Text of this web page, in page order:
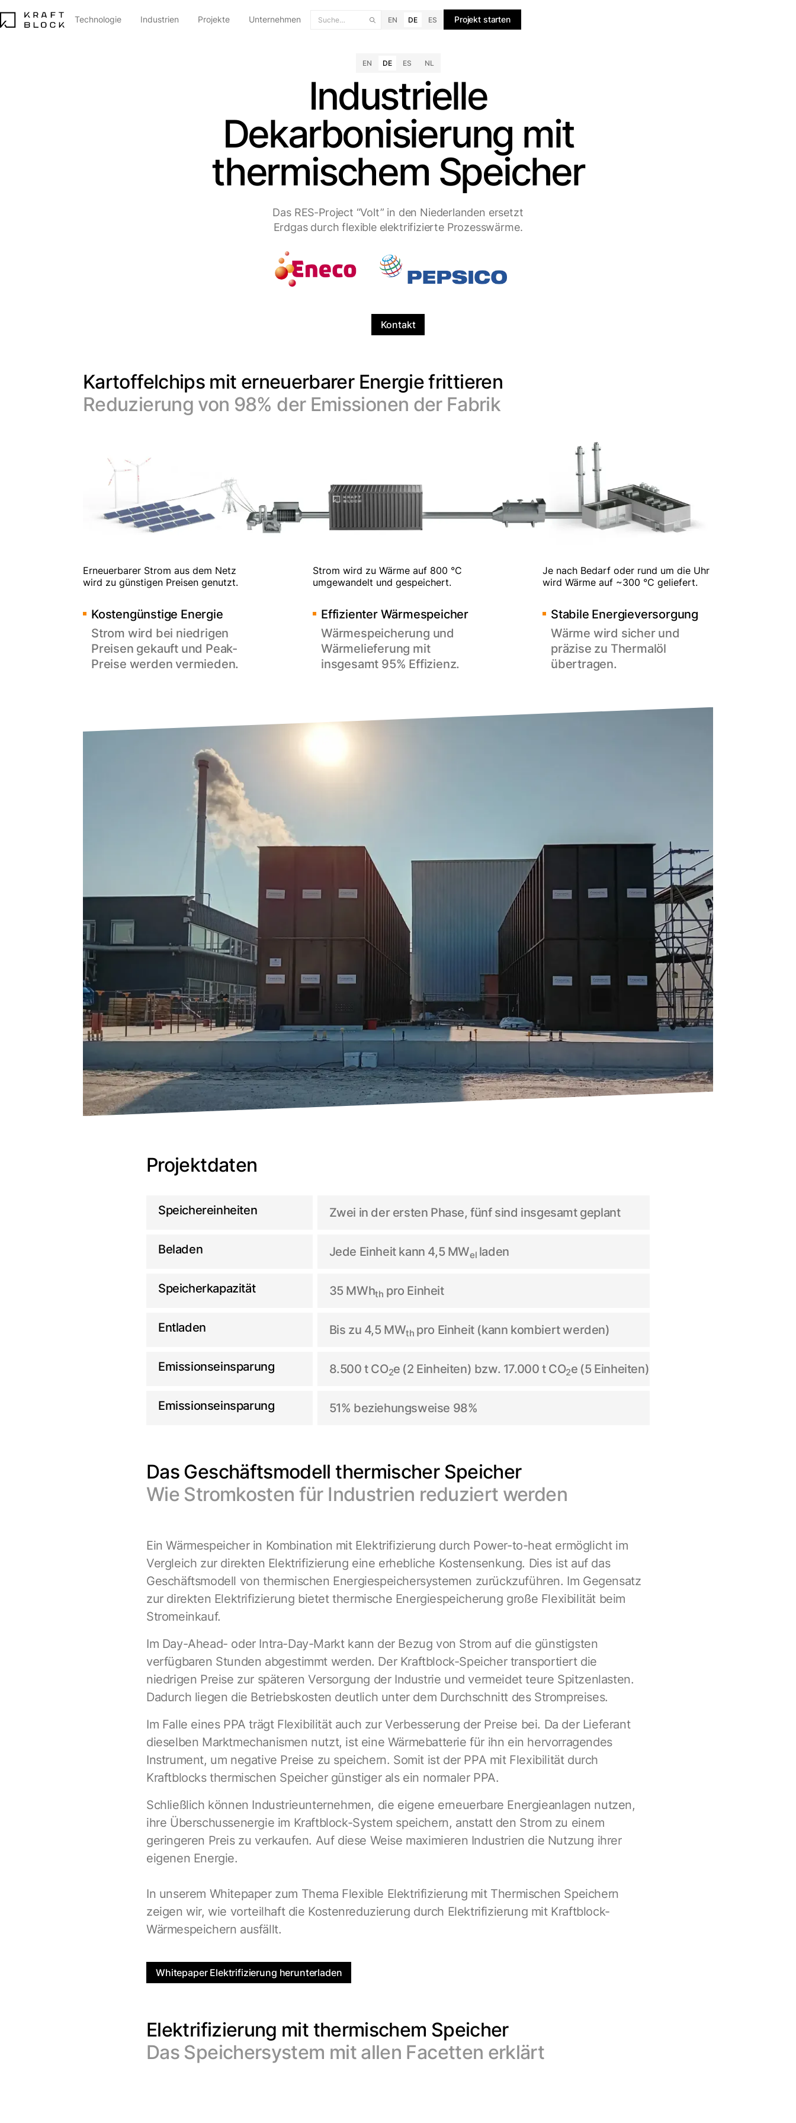
Technologie Industrien Projekte Unternehmen EN DE ES Projekt starten
Industrielle
Dekarbonisierung mit
thermischem Speicher
Das RES-Project “Volt” in den Niederlanden ersetzt
Erdgas durch flexible elektrifizierte Prozesswärme.
Kontakt
EN DE ES NL
Kartoffelchips mit erneuerbarer Energie frittieren
Reduzierung von 98% der Emissionen der Fabrik
Erneuerbarer Strom aus dem Netz
wird zu günstigen Preisen genutzt.
Kostengünstige Energie
Strom wird bei niedrigen
Preisen gekauft und Peak-
Preise werden vermieden.
Strom wird zu Wärme auf 800 °C
umgewandelt und gespeichert.
Effizienter Wärmespeicher
Wärmespeicherung und
Wärmelieferung mit
insgesamt 95% Effizienz.
Je nach Bedarf oder rund um die Uhr
wird Wärme auf ~300 °C geliefert.
Stabile Energieversorgung
Wärme wird sicher und
präzise zu Thermalöl
übertragen.
Projektdaten
Speichereinheiten Zwei in der ersten Phase, fünf sind insgesamt geplant
Beladen Jede Einheit kann 4,5 MWel laden
Speicherkapazität 35 MWhth pro Einheit
Entladen Bis zu 4,5 MWth pro Einheit (kann kombiert werden)
Emissionseinsparung 8.500 t CO2e (2 Einheiten) bzw. 17.000 t CO2e (5 Einheiten)
Emissionseinsparung 51% beziehungsweise 98%
Das Geschäftsmodell thermischer Speicher
Wie Stromkosten für Industrien reduziert werden
Ein Wärmespeicher in Kombination mit Elektrifizierung durch Power-to-heat ermöglicht im
Vergleich zur direkten Elektrifizierung eine erhebliche Kostensenkung. Dies ist auf das
Geschäftsmodell von thermischen Energiespeichersystemen zurückzuführen. Im Gegensatz
zur direkten Elektrifizierung bietet thermische Energiespeicherung große Flexibilität beim
Stromeinkauf.
Im Day-Ahead- oder Intra-Day-Markt kann der Bezug von Strom auf die günstigsten
verfügbaren Stunden abgestimmt werden. Der Kraftblock-Speicher transportiert die
niedrigen Preise zur späteren Versorgung der Industrie und vermeidet teure Spitzenlasten.
Dadurch liegen die Betriebskosten deutlich unter dem Durchschnitt des Strompreises.
Im Falle eines PPA trägt Flexibilität auch zur Verbesserung der Preise bei. Da der Lieferant
dieselben Marktmechanismen nutzt, ist eine Wärmebatterie für ihn ein hervorragendes
Instrument, um negative Preise zu speichern. Somit ist der PPA mit Flexibilität durch
Kraftblocks thermischen Speicher günstiger als ein normaler PPA.
Schließlich können Industrieunternehmen, die eigene erneuerbare Energieanlagen nutzen,
ihre Überschussenergie im Kraftblock-System speichern, anstatt den Strom zu einem
geringeren Preis zu verkaufen. Auf diese Weise maximieren Industrien die Nutzung ihrer
eigenen Energie.
In unserem Whitepaper zum Thema Flexible Elektrifizierung mit Thermischen Speichern
zeigen wir, wie vorteilhaft die Kostenreduzierung durch Elektrifizierung mit Kraftblock-
Wärmespeichern ausfällt.
Whitepaper Elektrifizierung herunterladen
Elektrifizierung mit thermischem Speicher
Das Speichersystem mit allen Facetten erklärt